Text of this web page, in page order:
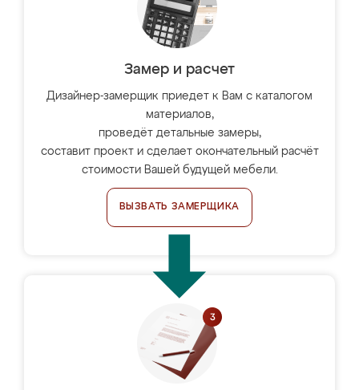
Замер и расчет
Дизайнер-замерщик приедет к Вам с каталогом
материалов,
проведёт детальные замеры,
составит проект и сделает окончательный расчёт
стоимости Вашей будущей мебели.
ВЫЗВАТЬ ЗАМЕРЩИКА